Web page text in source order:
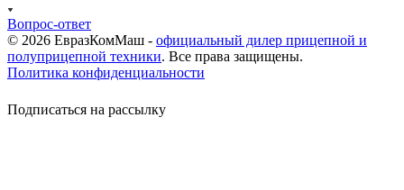
Вопрос-ответ
© 2026 ЕвразКомМаш - официальный дилер прицепной и
полуприцепной техники. Все права защищены.
Политика конфиденциальности
Подписаться на рассылку